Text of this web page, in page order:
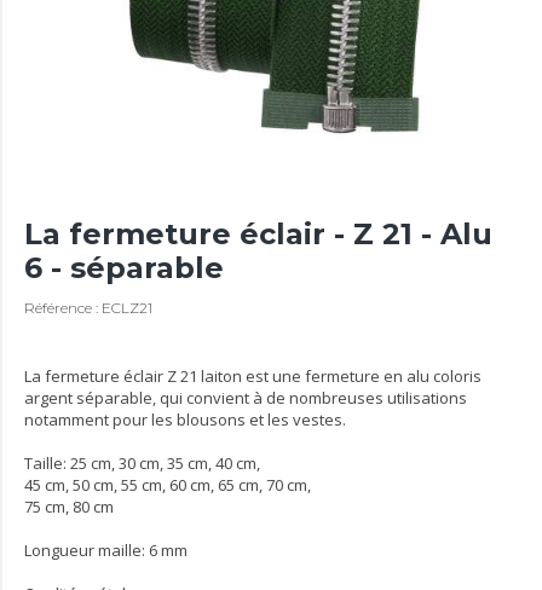
La fermeture éclair - Z 21 - Alu
6 - séparable
Référence : ECLZ21
La fermeture éclair Z 21 laiton est une fermeture en alu coloris
argent séparable, qui convient à de nombreuses utilisations
notamment pour les blousons et les vestes.
Taille: 25 cm, 30 cm, 35 cm, 40 cm,
45 cm, 50 cm, 55 cm, 60 cm, 65 cm, 70 cm,
75 cm, 80 cm
Longueur maille: 6 mm